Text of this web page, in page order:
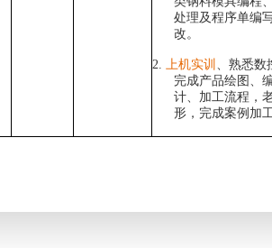
处理及程序单编
改。
2. 上机实训 、熟悉数
完成产品绘图、
计、加工流程，
形，完成案例加